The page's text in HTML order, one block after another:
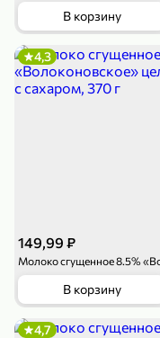
В корзину
149,99 ₽
4,3
В корзину
4,7